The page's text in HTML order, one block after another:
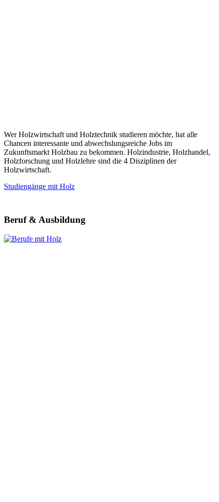
Wer Holzwirtschaft und Holztechnik studieren möchte, hat alle
Chancen interessante und abwechslungsreiche Jobs im
Zukunftsmarkt Holzbau zu bekommen. Holzindustrie, Holzhandel,
Holzforschung und Holzlehre sind die 4 Disziplinen der
Holzwirtschaft.
Studiengänge mit Holz
Beruf & Ausbildung